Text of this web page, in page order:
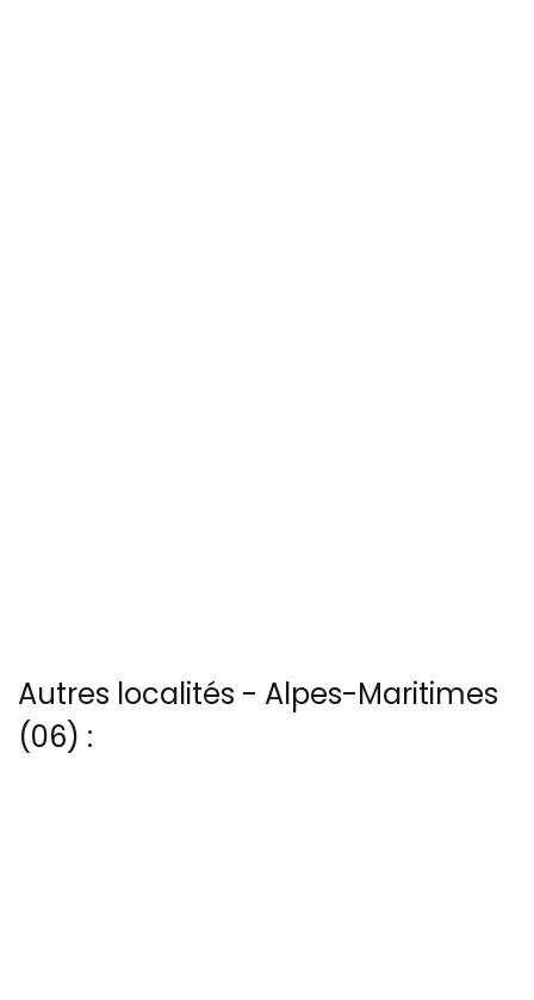
Autres localités - Alpes-Maritimes
(06) :